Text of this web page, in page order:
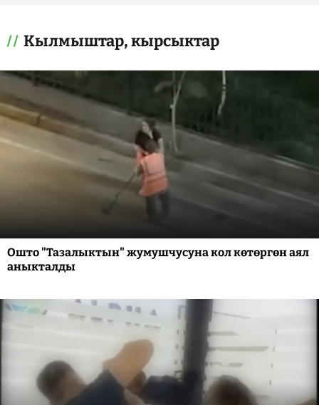
Кылмыштар, кырсыктар
Ошто "Тазалыктын" жумушчусуна кол көтөргөн аял
аныкталды